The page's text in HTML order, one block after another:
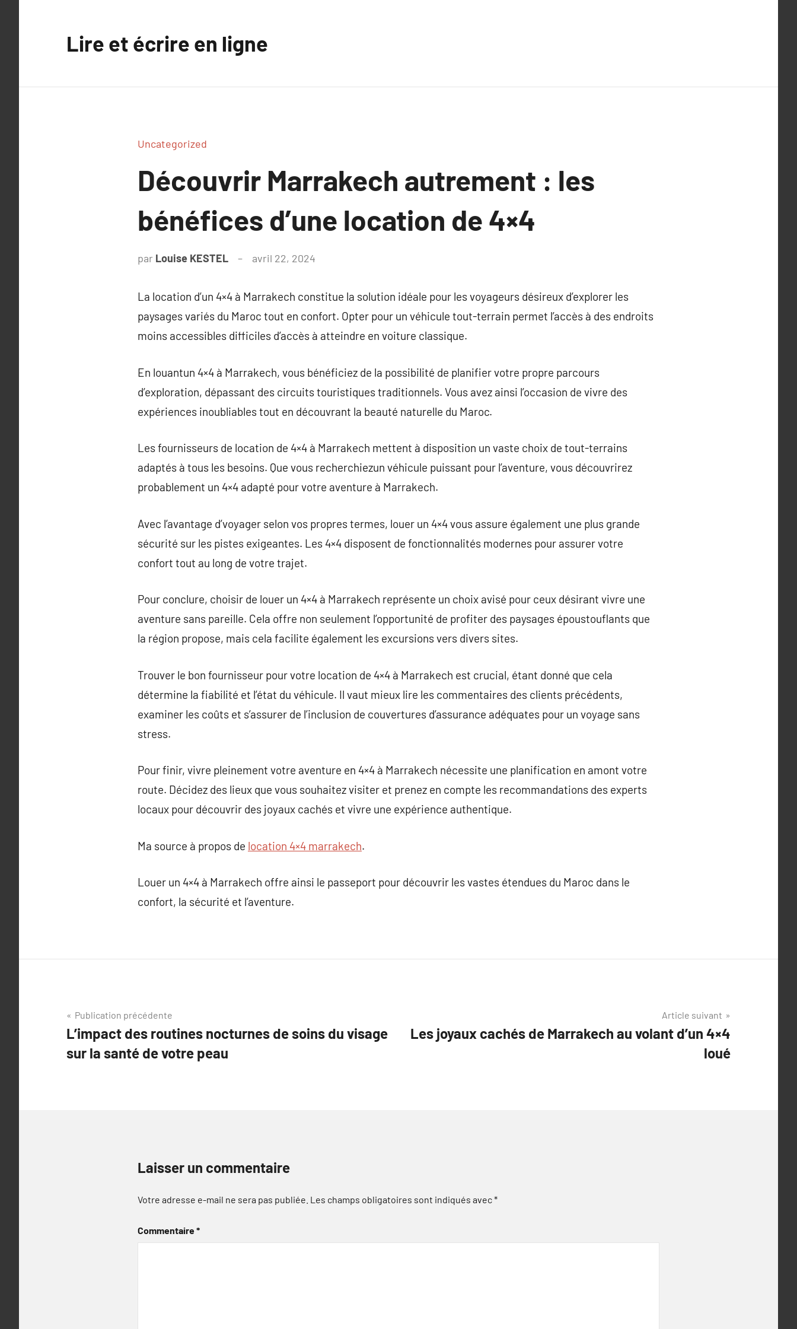
Lire et écrire en ligne
Uncategorized
Découvrir Marrakech autrement : les
bénéfices d’une location de 4×4
par Louise KESTEL avril 22, 2024
La location d’un 4×4 à Marrakech constitue la solution idéale pour les voyageurs désireux d’explorer les
paysages variés du Maroc tout en confort. Opter pour un véhicule tout-terrain permet l’accès à des endroits
moins accessibles difficiles d’accès à atteindre en voiture classique.
En louantun 4×4 à Marrakech, vous bénéficiez de la possibilité de planifier votre propre parcours
d’exploration, dépassant des circuits touristiques traditionnels. Vous avez ainsi l’occasion de vivre des
expériences inoubliables tout en découvrant la beauté naturelle du Maroc.
Les fournisseurs de location de 4×4 à Marrakech mettent à disposition un vaste choix de tout-terrains
adaptés à tous les besoins. Que vous recherchiezun véhicule puissant pour l’aventure, vous découvrirez
probablement un 4×4 adapté pour votre aventure à Marrakech.
Avec l’avantage d’voyager selon vos propres termes, louer un 4×4 vous assure également une plus grande
sécurité sur les pistes exigeantes. Les 4×4 disposent de fonctionnalités modernes pour assurer votre
confort tout au long de votre trajet.
Pour conclure, choisir de louer un 4×4 à Marrakech représente un choix avisé pour ceux désirant vivre une
aventure sans pareille. Cela offre non seulement l’opportunité de profiter des paysages époustouflants que
la région propose, mais cela facilite également les excursions vers divers sites.
Trouver le bon fournisseur pour votre location de 4×4 à Marrakech est crucial, étant donné que cela
détermine la fiabilité et l’état du véhicule. Il vaut mieux lire les commentaires des clients précédents,
examiner les coûts et s’assurer de l’inclusion de couvertures d’assurance adéquates pour un voyage sans
stress.
Pour finir, vivre pleinement votre aventure en 4×4 à Marrakech nécessite une planification en amont votre
route. Décidez des lieux que vous souhaitez visiter et prenez en compte les recommandations des experts
locaux pour découvrir des joyaux cachés et vivre une expérience authentique.
Ma source à propos de location 4×4 marrakech.
Louer un 4×4 à Marrakech offre ainsi le passeport pour découvrir les vastes étendues du Maroc dans le
confort, la sécurité et l’aventure.
Navigation
de
l’article
Publication précédente
L’impact des routines nocturnes de soins du visage
sur la santé de votre peau
Article suivant
Les joyaux cachés de Marrakech au volant d’un 4×4
loué
Laisser un commentaire
Votre adresse e-mail ne sera pas publiée. Les champs obligatoires sont indiqués avec*
Commentaire*